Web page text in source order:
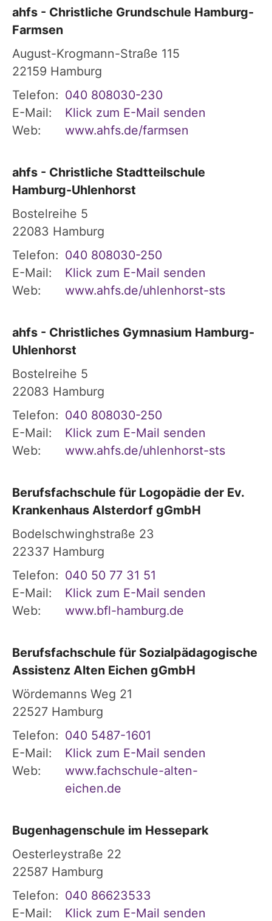
ahfs - Christliche Grundschule Hamburg-
Farmsen
August-Krogmann-Straße 115
22159 Hamburg
Telefon: 040 808030-230
E-Mail:
Klick zum E-Mail senden
Web:
www.ahfs.de/farmsen
ahfs - Christliche Stadtteilschule
Hamburg-Uhlenhorst
Bostelreihe 5
22083 Hamburg
Telefon: 040 808030-250
E-Mail:
Klick zum E-Mail senden
Web:
www.ahfs.de/uhlenhorst-sts
ahfs - Christliches Gymnasium Hamburg-
Uhlenhorst
Bostelreihe 5
22083 Hamburg
Telefon: 040 808030-250
E-Mail:
Klick zum E-Mail senden
Web:
www.ahfs.de/uhlenhorst-sts
Berufsfachschule für Logopädie der Ev.
Krankenhaus Alsterdorf gGmbH
Bodelschwinghstraße 23
22337 Hamburg
Telefon: 040 50 77 31 51
E-Mail:
Klick zum E-Mail senden
Web:
www.bfl-hamburg.de
Berufsfachschule für Sozialpädagogische
Assistenz Alten Eichen gGmbH
Wördemanns Weg 21
22527 Hamburg
Telefon: 040 5487-1601
E-Mail:
Klick zum E-Mail senden
Web:
www.fachschule-alten-
eichen.de
Bugenhagenschule im Hessepark
Oesterleystraße 22
22587 Hamburg
Telefon: 040 86623533
E-Mail:
Klick zum E-Mail senden